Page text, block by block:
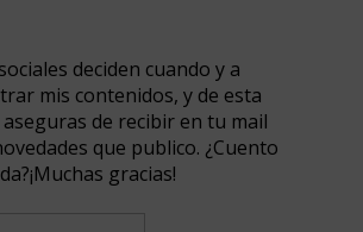
deciden cuando y a
mis contenidos, y de esta
de recibir en tu mail
que publico. ¿Cuento
gracias!